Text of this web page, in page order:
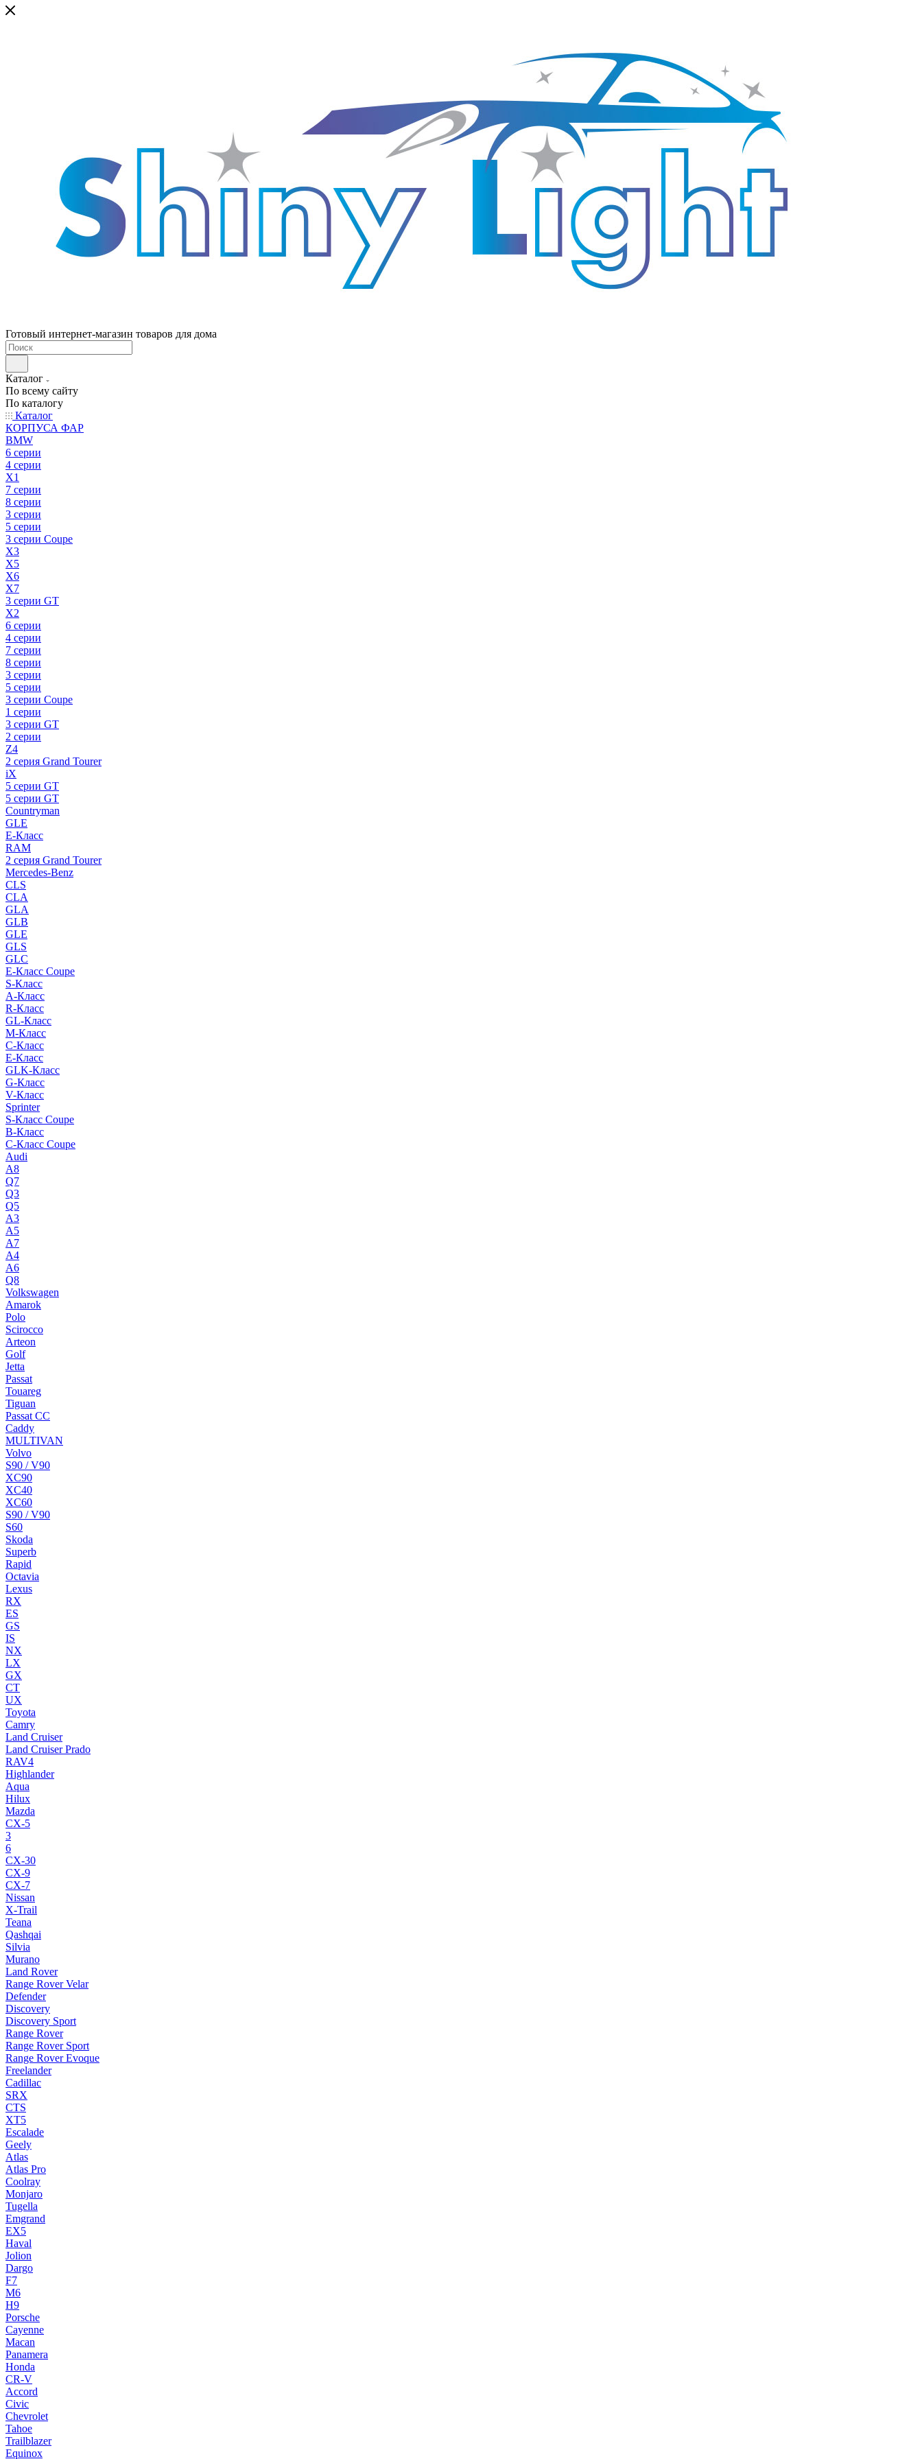
Готовый интернет-магазин товаров для дома
Каталог
По всему сайту
По каталогу
Каталог
КОРПУСА ФАР
BMW
6 серии
4 серии
X1
7 серии
8 серии
3 серии
5 серии
3 серии Coupe
X3
X5
X6
X7
3 серии GT
X2
6 серии
4 серии
7 серии
8 серии
3 серии
5 серии
3 серии Coupe
1 серии
3 серии GT
2 серии
Z4
2 серия Grand Tourer
iX
5 серии GT
5 серии GT
Countryman
GLE
E-Класс
RAM
2 серия Grand Tourer
Mercedes-Benz
CLS
CLA
GLA
GLB
GLE
GLS
GLC
E-Класс Coupe
S-Класс
A-Класс
R-Класс
GL-Класс
M-Класс
C-Класс
E-Класс
GLK-Класс
G-Класс
V-Класс
Sprinter
S-Класс Сoupe
B-Класс
C-Класс Coupe
Audi
A8
Q7
Q3
Q5
A3
A5
A7
A4
A6
Q8
Volkswagen
Amarok
Polo
Scirocco
Arteon
Golf
Jetta
Passat
Touareg
Tiguan
Passat CC
Caddy
MULTIVAN
Volvo
S90 / V90
XC90
XC40
XC60
S90 / V90
S60
Skoda
Superb
Rapid
Octavia
Lexus
RX
ES
GS
IS
NX
LX
GX
CT
UX
Toyota
Camry
Land Cruiser
Land Cruiser Prado
RAV4
Highlander
Aqua
Hilux
Mazda
CX-5
3
6
CX-30
CX-9
CX-7
Nissan
X-Trail
Teana
Qashqai
Silvia
Murano
Land Rover
Range Rover Velar
Defender
Discovery
Discovery Sport
Range Rover
Range Rover Sport
Range Rover Evoque
Freelander
Cadillac
SRX
CTS
XT5
Escalade
Geely
Atlas
Atlas Pro
Coolray
Monjaro
Tugella
Emgrand
EX5
Haval
Jolion
Dargo
F7
M6
H9
Porsche
Cayenne
Macan
Panamera
Honda
CR-V
Accord
Civic
Chevrolet
Tahoe
Trailblazer
Equinox